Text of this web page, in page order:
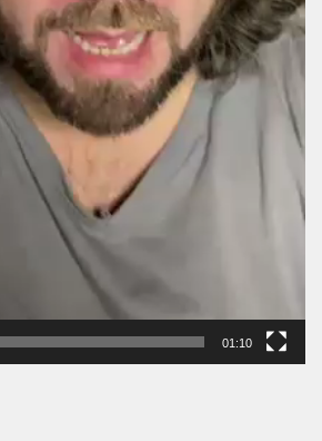
01:10